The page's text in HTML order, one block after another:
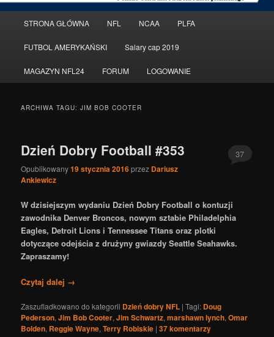
główne
Przeskocz
do
tekstu
Przeskocz
do
widgetów
STRONA GŁÓWNA NFL NCAA PLFA
FUTBOL AMERYKAŃSKI Salary cap 2019
MAGAZYN NFL24 FORUM LOGOWANIE
ARCHIWA TAGU:JIM BOB COOTER
Dzień Dobry Football #353
Opublikowany19 stycznia 2016przez Dariusz
Ankiewicz
37
W dzisiejszym wydaniu Dzień Dobry Football o kontuzji
zawodnika Denver Broncos, nowym sztabie Philadelphia
Eagles, Detroit Lions i Tennessee Titans oraz plotki
dotyczące odejścia z drużyny gwiazdy Seattle Seahawks.
Zapraszamy!
Czytaj dalej →
Zaszufladkowano do kategorii Dzień dobry NFL |Tagi: Doug
Pederson,Jim Bob Cooter,Jim Schwartz,marshawn lynch,Omar
Bolden, Reggie Wayne,Terry Robiskie |37komentarzy